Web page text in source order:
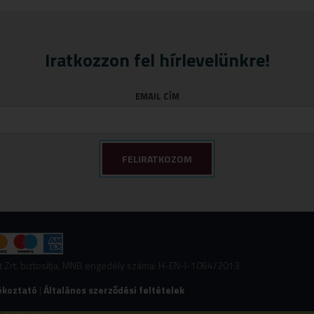
Iratkozzon fel hírlevelünkre!
EMAIL CÍM
biztosítja, MNB engedély száma: H-EN-I-1064/2013
|Általános szerződési feltételek